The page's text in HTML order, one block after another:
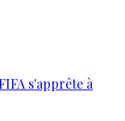
s'apprête à